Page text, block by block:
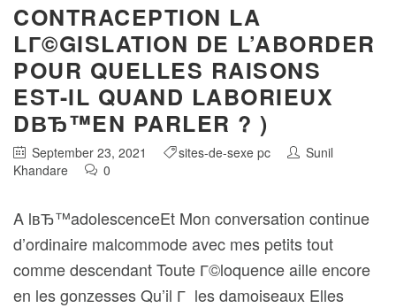
CONTRACEPTION LA
LГ©GISLATION DE L’ABORDER
POUR QUELLES RAISONS
EST-IL QUAND LABORIEUX
DВЂ™EN PARLER ? )
September 23, 2021 sites-de-sexe pc
Sunil
Khandare
0
A lвЂ™adolescenceEt Mon conversation continue
d’ordinaire malcommode avec mes petits tout
comme descendant Toute Г©loquence aille encore
en les gonzesses Qu’il Г les damoiseaux Elles